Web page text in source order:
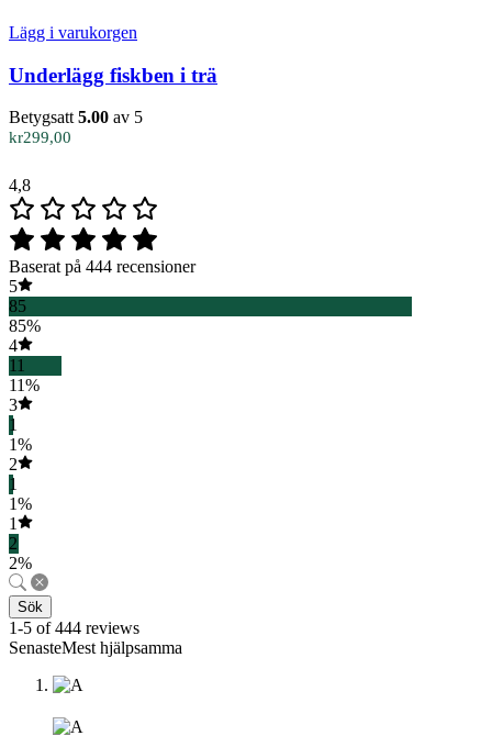
Lägg i varukorgen
Underlägg fiskben i trä
Betygsatt5.00 av 5
kr299,00
4,8
Baserat på 444 recensioner
5
85
85%
4
11
11%
3
1
1%
2
1
1%
1
2
2%
Sök
1-5 of 444 reviews
SenasteMest hjälpsamma